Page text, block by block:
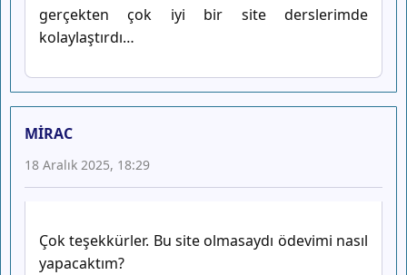
gerçekten çok iyi bir site derslerimde
kolaylaştırdı…
MİRAC
18 Aralık 2025, 18:29
Çok teşekkürler. Bu site olmasaydı ödevimi nasıl
yapacaktım?